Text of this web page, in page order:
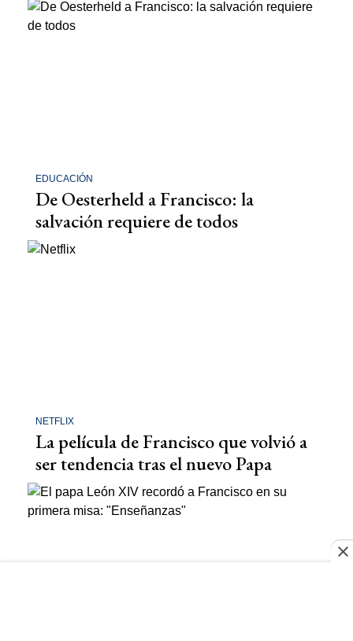
EDUCACIÓN
De Oesterheld a Francisco: la
salvación requiere de todos
NETFLIX
La película de Francisco que volvió a
ser tendencia tras el nuevo Papa